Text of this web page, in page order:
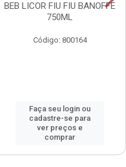
BEB LICOR FIU FIU BANOFFE
750ML
Código: 800164
Faça seu login ou
cadastre-se para
ver preços e
comprar